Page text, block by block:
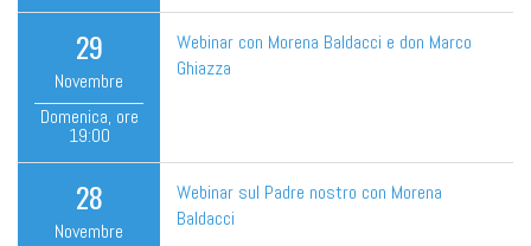
29
Novembre
Domenica, ore
19:00
Webinar con Morena Baldacci e don Marco
Ghiazza
28
Novembre
Webinar sul Padre nostro con Morena
Baldacci